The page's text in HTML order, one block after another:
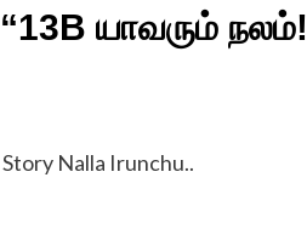
13B யாவரும் நலம்!
Nalla Irunchu..